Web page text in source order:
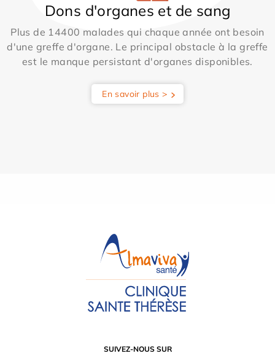
Dons d'organes et de sang
Plus de 14400 malades qui chaque année ont besoin
d'une greffe d'organe. Le principal obstacle à la greffe
est le manque persistant d'organes disponibles.
En savoir plus >
SUIVEZ-NOUS SUR